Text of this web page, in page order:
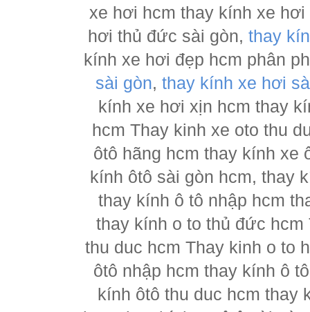
xe hơi hcm thay kính xe
hơi thủ đức sài gòn, thay
kính xe hơi đẹp hcm phân
sài gòn, thay kính xe hơi
kính xe hơi xịn hcm thay
hcm Thay kinh xe oto thu
ôtô hãng hcm thay kính xe
kính ôtô sài gòn hcm, thay
thay kính ô tô nhập hcm
thay kính o to thủ đức
thu duc hcm Thay kinh o to
ôtô nhập hcm thay kính ô
kính ôtô thu duc hcm thay